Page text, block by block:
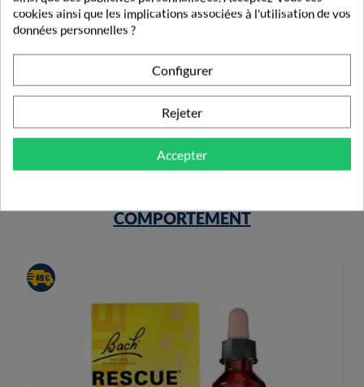
Prozym Lamelles Chien -5kg X15
9,65 €
COMPORTEMENT
cookies ainsi que les implications associées à l'utilisation de vos
données personnelles ?
Configurer
Rejeter
Accepter